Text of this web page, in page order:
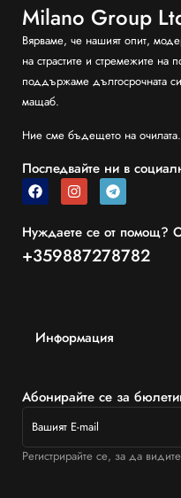
Milano Group
Вярваме, че нашият опит,
на страстите и стремежите на
поддържаме дългосрочната
мащаб.
Ние сме бъдещето на
Последвайте ни в
Нуждаете се от помощ?
+359887278782
Информация
Абонирайте се за
Регистрирайте се, за да